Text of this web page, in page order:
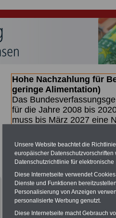
Hohe Nachzahlung für
geringe Alimentation)
Das
für die Jahre 2008 bis
muss bis März 2027 eine
(Beamte &
geben (Medienberichten
mind.3.000 und 13.000
hierzu eine Broschüre
des Gesetzentwurfs der
(wahrscheinlich im
Broschüre.
Unsere Website beachtet die
europäischer
Datenschutzrichtlinie für
Diese Internetseite verwendet
Dienste und Funktionen
Personalisierung von Anzeigen
personalisierte Werbung genutzt.
Diese Internetseite macht Gebrauch